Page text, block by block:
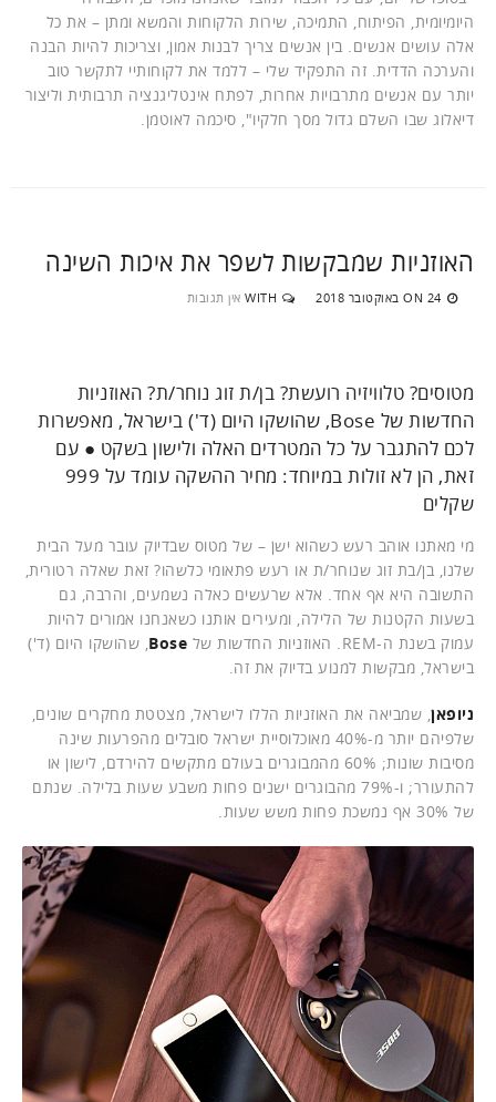
היומיומית, הפיתוח, התמיכה, שירות הלקוחות והמשא ומתן – את כל
אלה עושים אנשים. בין אנשים צריך לבנות אמון, וצריכות להיות הבנה
והערכה הדדית. זה התפקיד שלי – ללמד את לקוחותיי לתקשר טוב
יותר עם אנשים מתרבויות אחרות, לפתח אינטליגנציה תרבותית וליצור
דיאלוג שבו השלם גדול מסך חלקיו", סיכמה לאוטמן.
האוזניות שמבקשות לשפר את איכות השינה
ON 24 באוקטובר 2018 WITH אין תגובות
מטוסים? טלוויזיה רועשת? בן/ת זוג נוחר/ת? האוזניות
החדשות של Bose, שהושקו היום (ד') בישראל, מאפשרות
לכם להתגבר על כל המטרדים האלה ולישון בשקט ● עם
זאת, הן לא זולות במיוחד: מחיר ההשקה עומד על 999
שקלים
מי מאתנו אוהב רעש כשהוא ישן – של מטוס שבדיוק עובר מעל הבית
שלנו, בן/בת זוג שנוחר/ת או רעש פתאומי כלשהו? זאת שאלה רטורית,
התשובה היא אף אחד. אלא שרעשים כאלה נשמעים, והרבה, גם
בשעות הקטנות של הלילה, ומעירים אותנו כשאנחנו אמורים להיות
עמוק בשנת ה-REM. האוזניות החדשות של
Bose, שהושקו היום (ד')
בישראל, מבקשות למנוע בדיוק את זה.
ניופאן, שמביאה את האוזניות הללו לישראל, מצטטת מחקרים שונים,
שלפיהם יותר מ-40% מאוכלוסיית ישראל סובלים מהפרעות שינה
מסיבות שונות; 60% מהמבוגרים בעולם מתקשים להירדם, לישון או
להתעורר; ו-79% מהבוגרים ישנים פחות משבע שעות בלילה. שנתם
של 30% אף נמשכת פחות משש שעות.